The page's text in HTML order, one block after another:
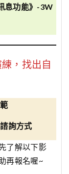
息功能》-3W
，找出自
詢方式
了解以下影
再報名喔~